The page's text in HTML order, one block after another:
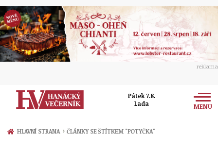
reklama
Pátek 7.8.
Lada
MENU
Zprávy
HLAVNÍ STRANA › ČLÁNKY SE ŠTÍTKEM "POTYČKA"